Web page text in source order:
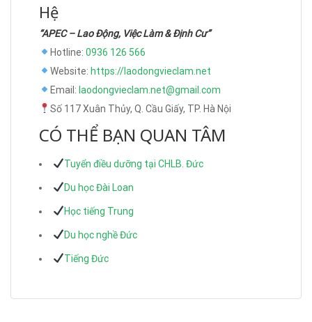
Hệ
“APEC – Lao Động, Việc Làm & Định Cư”
Hotline: 0936 126 566
Website: https://laodongvieclam.net
Email: laodongvieclam.net@gmail.com
Số 117 Xuân Thủy, Q. Cầu Giấy, TP. Hà Nội
CÓ THỂ BẠN QUAN TÂM
Tuyển điều dưỡng tại CHLB. Đức
Du học Đài Loan
Học tiếng Trung
Du học nghề Đức
Tiếng Đức